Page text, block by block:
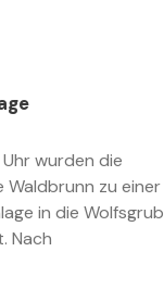
wurden die
Waldbrunn zu einer
in die Wolfsgrub
Nach